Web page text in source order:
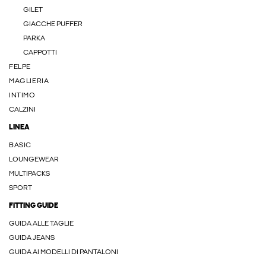
GILET
GIACCHE PUFFER
PARKA
CAPPOTTI
FELPE
MAGLIERIA
INTIMO
CALZINI
LINEA
BASIC
LOUNGEWEAR
MULTIPACKS
SPORT
FITTING GUIDE
GUIDA ALLE TAGLIE
GUIDA JEANS
GUIDA AI MODELLI DI PANTALONI